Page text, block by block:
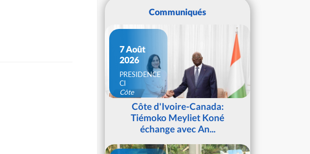
Communiqués
7 Août
2026
PRESIDENCE
CI
Côte
d'IvoireCôte d'Ivoire-Canada:
Tiémoko Meyliet Koné
échange avec An...